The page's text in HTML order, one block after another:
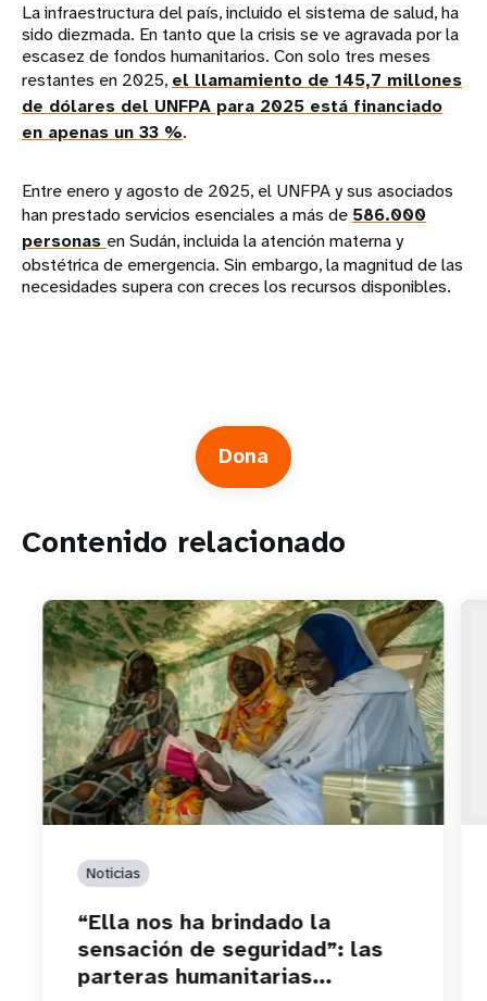
La infraestructura del país, incluido el sistema de salud, ha
sido diezmada. En tanto que la crisis se ve agravada por la
escasez de fondos humanitarios. Con solo tres meses
restantes en 2025, el llamamiento de 145,7 millones
de dólares del UNFPA para 2025 está financiado
en apenas un 33 %.
Entre enero y agosto de 2025, el UNFPA y sus asociados
han prestado servicios esenciales a más de 586.000
personas en Sudán, incluida la atención materna y
obstétrica de emergencia. Sin embargo, la magnitud de las
necesidades supera con creces los recursos disponibles.
Dona
Contenido relacionado
Noticias
“Ella nos ha brindado la
sensación de seguridad”: las
parteras humanitarias...